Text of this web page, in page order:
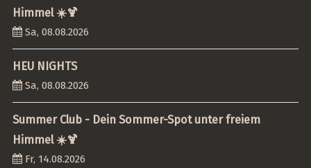
Himmel ☀️🍹
Sa, 08.08.2026
HEU NIGHTS
Sa, 08.08.2026
Summer Club - Dein Sommer-Spot unter freiem
Himmel ☀️🍹
Fr, 14.08.2026